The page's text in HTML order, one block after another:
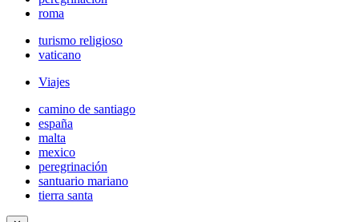
roma
turismo religioso
vaticano
Viajes
camino de santiago
españa
malta
mexico
peregrinación
santuario mariano
tierra santa